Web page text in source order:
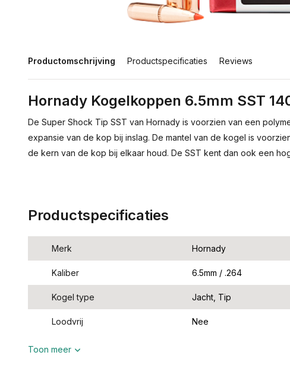
Productomschrijving Productspecificaties Reviews
Hornady Kogelkoppen 6.5mm SST
De Super Shock Tip SST van Hornady is voorzien van een
expansie van de kop bij inslag. De mantel van de kogel is
de kern van de kop bij elkaar houd. De SST kent dan ook een
Productspecificaties
Merk Hornady
Kaliber 6.5mm / .264
Kogel type Jacht, Tip
Loodvrij Nee
Toon meer